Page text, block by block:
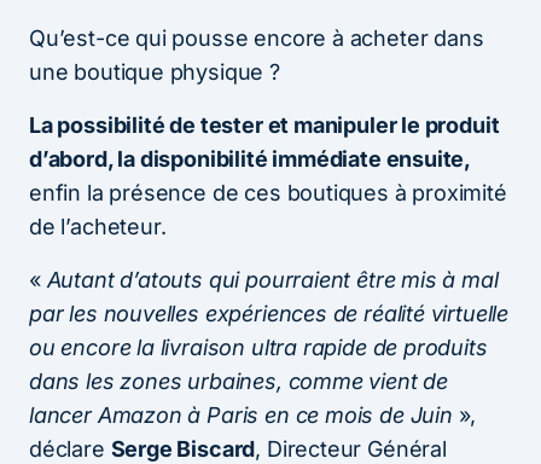
Qu’est-ce qui pousse encore à acheter dans
une boutique physique ?
La possibilité de tester et manipuler le produit
d’abord, la disponibilité immédiate ensuite,
enfin la présence de ces boutiques à proximité
de l’acheteur.
« Autant d’atouts qui pourraient être mis à mal
par les nouvelles expériences de réalité virtuelle
ou encore la livraison ultra rapide de produits
dans les zones urbaines, comme vient de
lancer Amazon à Paris en ce mois de Juin »,
déclare Serge Biscard, Directeur Général